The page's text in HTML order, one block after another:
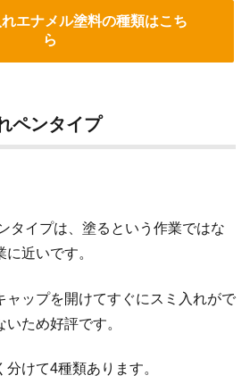
エナメル塗料の種類はこち
ら
ペンタイプ
タイプは、塗るという作業ではな
近いです。
ャップを開けてすぐにスミ入れがで
ため好評です。
けて4種類あります。